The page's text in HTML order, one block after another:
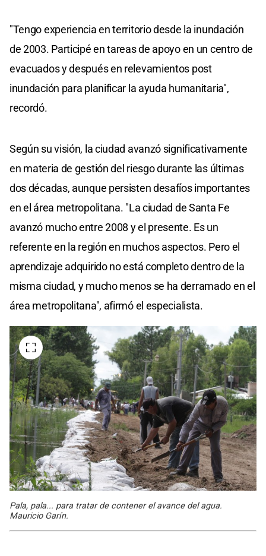
"Tengo experiencia en territorio desde la inundación
de 2003. Participé en tareas de apoyo en un centro de
evacuados y después en relevamientos post
inundación para planificar la ayuda humanitaria",
recordó.
Según su visión, la ciudad avanzó significativamente
en materia de gestión del riesgo durante las últimas
dos décadas, aunque persisten desafíos importantes
en el área metropolitana. "La ciudad de Santa Fe
avanzó mucho entre 2008 y el presente. Es un
referente en la región en muchos aspectos. Pero el
aprendizaje adquirido no está completo dentro de la
misma ciudad, y mucho menos se ha derramado en el
área metropolitana", afirmó el especialista.
Pala, pala... para tratar de contener el avance del agua.
Mauricio Garín.